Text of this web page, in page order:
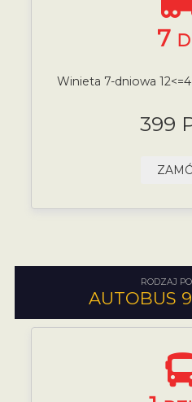
7
Winieta 7-dniowa
399
RODZAJ
AUTOBUS